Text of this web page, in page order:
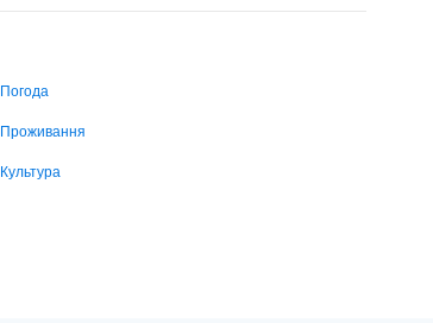
Погода
Проживання
Культура